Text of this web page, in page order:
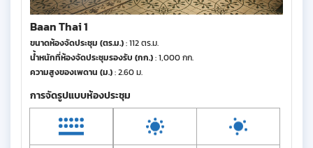
Baan Thai 1
ขนาดห้องจัดประชุม (ตร.ม.): 112 ตร.ม.
น้ำหนักที่ห้องจัดประชุมรองรับ (กก.): 1,000 กก.
ความสูงของเพดาน (ม.): 2.60 ม.
การจัดรูปแบบห้องประชุม